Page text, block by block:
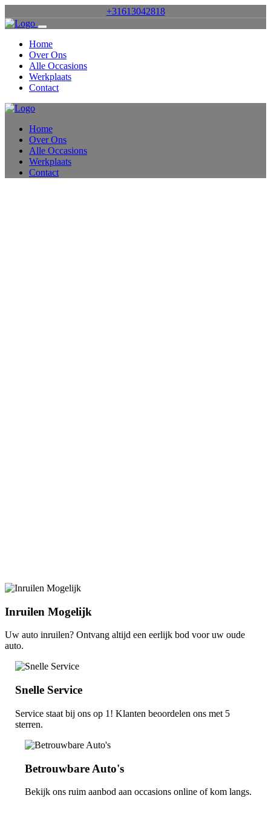
+31613042818
Home
Over Ons
Alle Occasions
Werkplaats
Contact
Home
Over Ons
Alle Occasions
Werkplaats
Contact
Inruilen Mogelijk
Uw auto inruilen? Ontvang altijd een eerlijk bod voor uw oude
auto.
Snelle Service
Service staat bij ons op 1! Klanten beoordelen ons met 5
sterren.
Betrouwbare Auto's
Bekijk ons ruim aanbod aan occasions online of kom langs.